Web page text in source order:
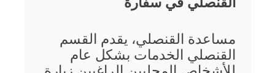
مساعدة القنصلي، يقدم القسم
القنصلي الخدمات بشكل عام